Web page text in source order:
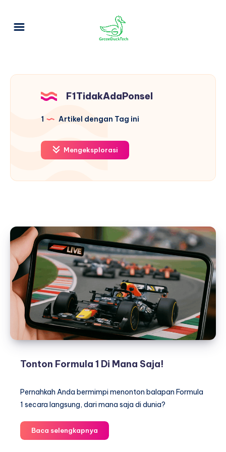
F1TidakAdaPonsel
1 Artikel dengan Tag ini
Mengeksplorasi
Tonton Formula 1 Di Mana Saja!
Pernahkah Anda bermimpi menonton balapan Formula
1 secara langsung, dari mana saja di dunia?
Baca selengkapnya
Formula